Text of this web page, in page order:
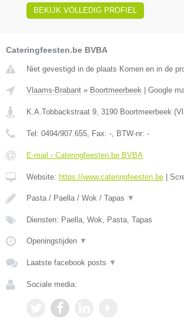
BEKIJK VOLLEDIG PROFIEL
Cateringfeesten.be BVBA
Niet gevestigd in de plaats Komen en in de
Vlaams-Brabant » Boortmeerbeek Google
K.A.Tobbackstraat 9, 3190 Boortmeerbeek (
Tel: 0494/907.655, Fax: -, BTW-nr: -
E-mail › Cateringfeesten.be BVBA
Website: https://www.cateringfeesten.be
Pasta / Paella / Wok / Tapas ▼
Diensten: Paella, Wok, Pasta, Tapas
Openingstijden ▼
Laatste facebook posts ▼
Sociale media: